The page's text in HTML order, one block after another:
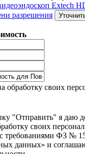
Extech
разрешения
обработку своих
"Отправить" я даю
своих
требованиями ФЗ №
данных» и